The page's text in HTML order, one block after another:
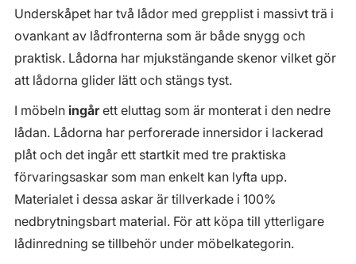
Underskåpet har två lådor med grepplist i massivt trä i
ovankant av lådfronterna som är både snygg och
praktisk. Lådorna har mjukstängande skenor vilket gör
att lådorna glider lätt och stängs tyst.
I möbeln ingårett eluttag som är monterat i den nedre
lådan. Lådorna har perforerade innersidor i lackerad
plåt och det ingår ett startkit med tre praktiska
förvaringsaskar som man enkelt kan lyfta upp.
Materialet i dessa askar är tillverkade i 100%
nedbrytningsbart material. För att köpa till ytterligare
lådinredning se tillbehör under möbelkategorin.